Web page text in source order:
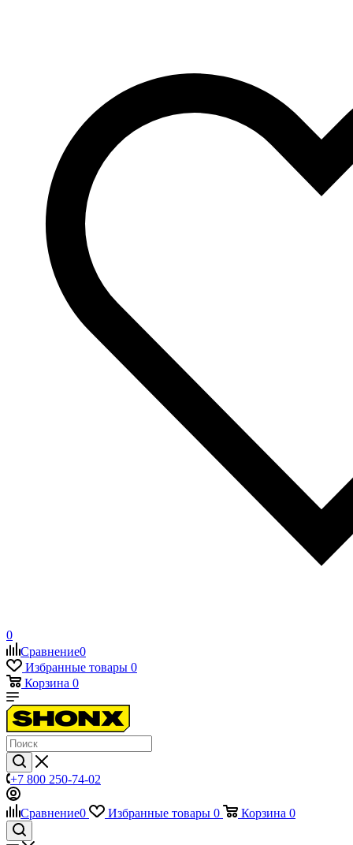
0
Сравнение0
Избранные товары 0
Корзина 0
+7 800 250-74-02
Сравнение0 Избранные товары 0 Корзина 0